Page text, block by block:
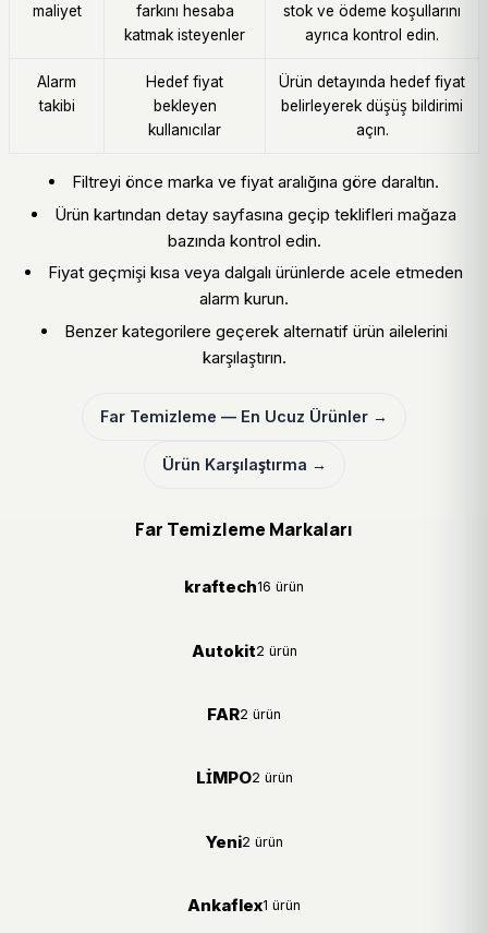
maliyet
farkını hesaba
katmak isteyenler
stok ve ödeme koşullarını
ayrıca kontrol edin.
Alarm
takibi
Hedef fiyat
bekleyen
kullanıcılar
Ürün detayında hedef fiyat
belirleyerek düşüş bildirimi
açın.
Filtreyi önce marka ve fiyat aralığına göre daraltın.
Ürün kartından detay sayfasına geçip teklifleri mağaza
bazında kontrol edin.
Fiyat geçmişi kısa veya dalgalı ürünlerde acele etmeden
alarm kurun.
Benzer kategorilere geçerek alternatif ürün ailelerini
karşılaştırın.
Far Temizleme — En Ucuz Ürünler →
Ürün Karşılaştırma →
Far Temizleme Markaları
kraftech16 ürün
Autokit2 ürün
FAR2 ürün
LİMPO2 ürün
Yeni2 ürün
Ankaflex1 ürün